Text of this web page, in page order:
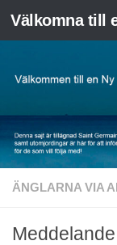
Skip to
ÄNGLARNA VIA